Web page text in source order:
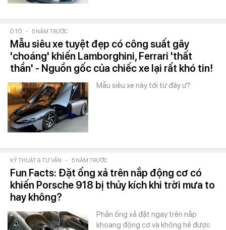
Ô TÔ - 5 NĂM TRƯỚC
Mẫu siêu xe tuyệt đẹp có công suất gây
'choáng' khiến Lamborghini, Ferrari 'thất
thần' - Nguồn gốc của chiếc xe lại rất khó tin!
Mẫu siêu xe này tới từ đây ư?
KỸ THUẬT & TƯ VẤN - 5 NĂM TRƯỚC
Fun Facts: Đặt ống xả trên nắp động cơ có
khiến Porsche 918 bị thủy kích khi trời mưa to
hay không?
Phần ống xả đặt ngay trên nắp
khoang động cơ và không hề được